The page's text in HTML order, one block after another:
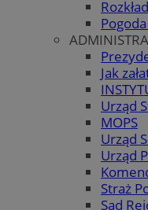
Jak
Urząd
MOPS
Urząd
Urząd
Straż
Sąd